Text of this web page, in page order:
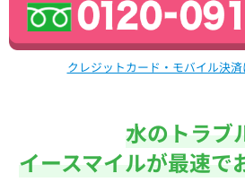
クレジットカード・モバイル決
水のトラブ
イースマイルが最速で